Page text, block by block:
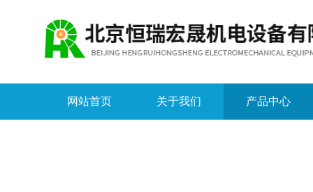
网站首页 关于我们 产品中心